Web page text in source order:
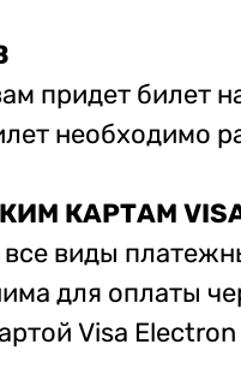
придет билет
необходимо
КАРТАМ
виды
для оплаты
Visa